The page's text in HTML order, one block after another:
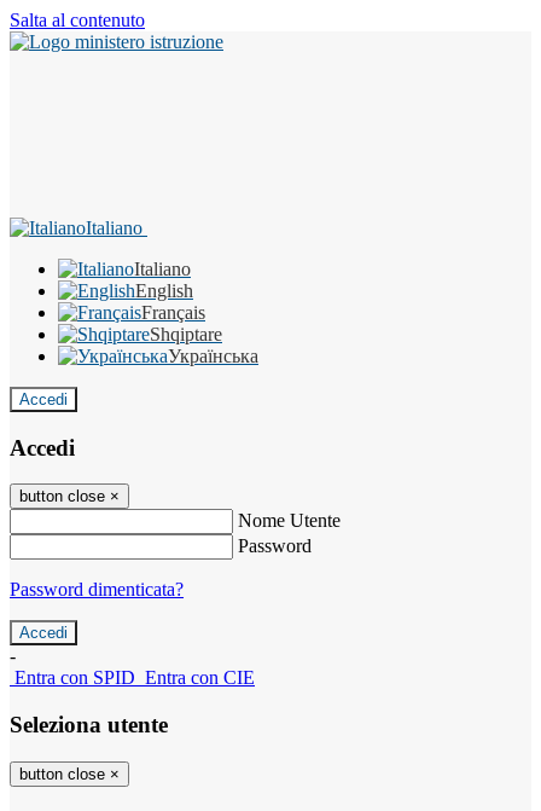
Salta al contenuto
Italiano
Italiano
English
Français
Shqiptare
Українська
Accedi
Accedi
button close ×
Nome Utente
Password
Password dimenticata?
-
Entra con SPID Entra con CIE
Seleziona utente
button close ×